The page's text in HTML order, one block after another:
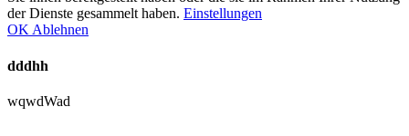
der Dienste gesammelt haben. Einstellungen
OK Ablehnen
dddhh
wqwdWad